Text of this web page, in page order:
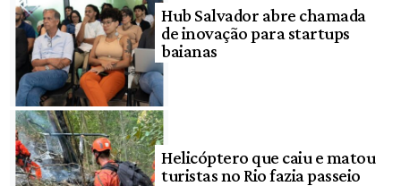
Hub Salvador abre chamada
de inovação para startups
baianas
Helicóptero que caiu e matou
turistas no Rio fazia passeio